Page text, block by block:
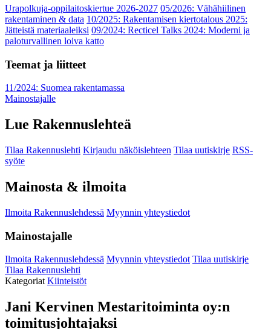
Urapolkuja-oppilaitoskiertue 2026-2027 05/2026: Vähähiilinen
rakentaminen & data 10/2025: Rakentamisen kiertotalous 2025:
Jätteistä materiaaleiksi 09/2024: Recticel Talks 2024: Moderni ja
paloturvallinen loiva katto
Teemat ja liitteet
11/2024: Suomea rakentamassa
Mainostajalle
Lue Rakennuslehteä
Tilaa Rakennuslehti Kirjaudu näköislehteen Tilaa uutiskirje RSS-
syöte
Mainosta & ilmoita
Ilmoita Rakennuslehdessä Myynnin yhteystiedot
Mainostajalle
Ilmoita Rakennuslehdessä Myynnin yhteystiedot Tilaa uutiskirje
Tilaa Rakennuslehti
KategoriatKiinteistöt
Jani Kervinen Mestaritoiminta oy:n
toimitusjohtajaksi